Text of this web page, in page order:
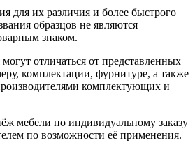
для их различия и более быстрого
образцов не являются
знаком.
отличаться от представленных
комплектации, фурнитуре, а также
комплектующих и
мебели по индивидуальному заказу
по возможности её применения.